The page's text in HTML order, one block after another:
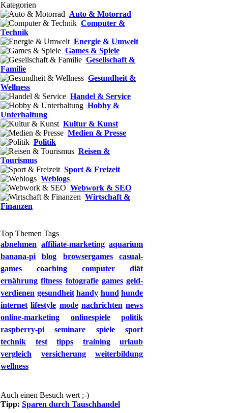
Kategorien
Auto & Motorrad
Computer &
Technik
Energie & Umwelt
Games & Spiele
Gesellschaft &
Familie
Gesundheit &
Wellness
Handel & Service
Hobby &
Unterhaltung
Kultur & Kunst
Medien & Presse
Politik
Reisen &
Tourismus
Sport & Freizeit
Weblogs
Webwork & SEO
Wirtschaft &
Finanzen
Top Themen Tags
abnehmen affiliate-marketing aquarium
banana-pi
blog browsergames
casual-
games
coaching computer
diät
ernährung fitness fotografie games geld-
verdienen gesundheit handy hund hunde
internet lifestyle mode nachrichten news
online-marketing
onlinespiele
politik
raspberry-pi
seminare spiele
sport
technik
test tipps training
urlaub
vergleich
versicherung
weiterbildung
wellness
Auch einen Besuch wert ;-)
Tipp: Sparen durch Tauschhandel